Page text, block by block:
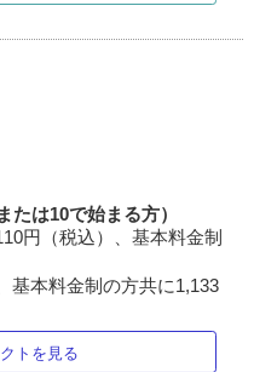
は10で始まる方）
円（税込）、基本料金制
基本料金制の方共に1,133
トを見る